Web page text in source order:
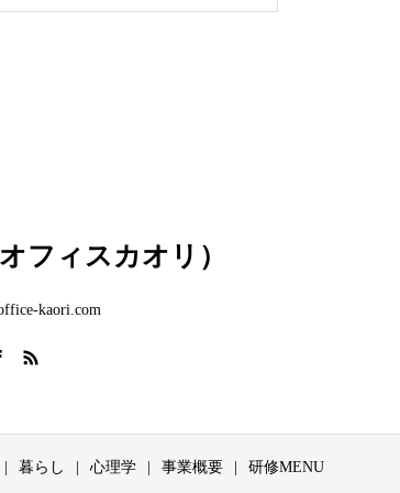
フィスカオリ）
kaori.com
暮らし 心理学 事業概要 研修MENU